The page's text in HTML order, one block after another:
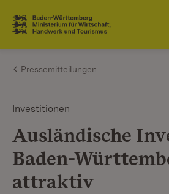
Zum Inhalt springen
Link zur Startseite
Pressemitteilungen
Investitionen
Ausländische
Baden-
attraktiv